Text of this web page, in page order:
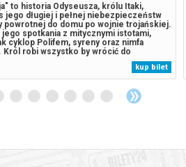
to historia Odyseusza, królu Itaki,
jego długiej i pełnej niebezpieczeństw
powrotnej do domu po wojnie trojańskiej.
jego spotkania z mitycznymi istotami,
cyklop Polifem, syreny oraz nimfa
Król robi wszystko by wrócić do
żony Penelopy.******* Bezpieczne
w Bilety24. W przypadku odwołania
gwarantujemy automatyczny zwrot...
kup bilet